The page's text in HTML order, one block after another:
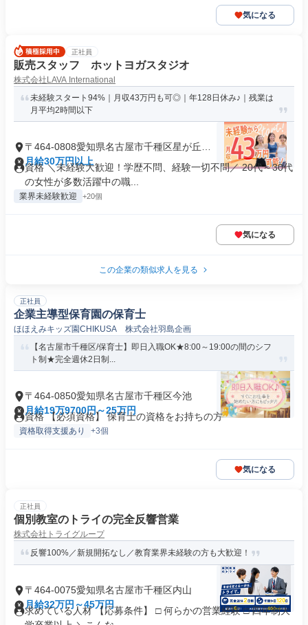
気になる
正社員
販売スタッフ ホットヨガスタジオ
株式会社LAVA International
未経験スタート94%｜月収43万円も可◎｜年128日休み♪｜残業は
月平均2時間以下
〒464-0808愛知県名古屋市千種区星が丘山
手
月給30万円以上
資格 ＼未経験大歓迎！学歴不問、経験一切不問／ 20代～30代
の女性が多数活躍中の職...
業界未経験歓迎 +20個
気になる
この企業の類似求人を見る
正社員
企業主導型保育園の保育士
ほほえみキッズ園CHIKUSA 株式会社羽島企画
【名古屋市千種区/保育士】即日入職OK★8:00～19:00の間のシフ
ト制★完全週休2日制...
〒464-0850愛知県名古屋市千種区今池
月給19万9700円～25万円
資格 【必須資格】 保育士の資格をお持ちの方
資格取得支援あり +3個
気になる
正社員
個別教室のトライの完全反響営業
株式会社トライグループ
反響100%／新規開拓なし／教育業界未経験の方も大歓迎！
〒464-0075愛知県名古屋市千種区内山
月給32万円～45万円
求めている人材 【応募条件】 □ 何らかの営業経験 □ 四年制大